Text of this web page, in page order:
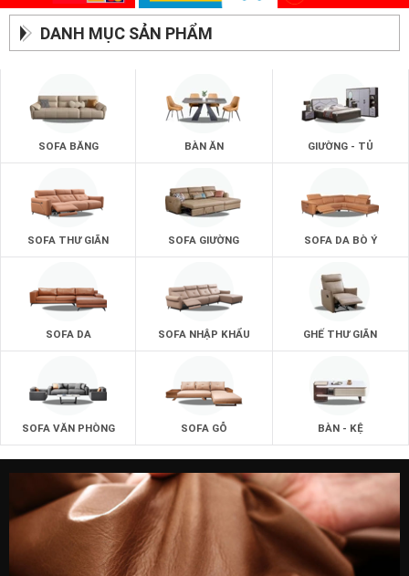
DANH MỤC SẢN PHẨM
SOFA BĂNG BÀN ĂN GIƯỜNG - TỦ
SOFA THƯ GIÃN SOFA GIƯỜNG SOFA DA BÒ Ý
SOFA DA SOFA NHẬP KHẨU GHẾ THƯ GIÃN
SOFA VĂN PHÒNG SOFA GỖ BÀN - KỆ